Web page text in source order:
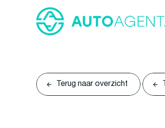
Terug naar overzicht